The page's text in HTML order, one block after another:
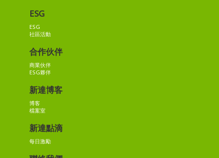
ESG
ESG
社區活動
合作伙伴
商業伙伴
ESG夥伴
新達博客
博客
檔案室
新達點滴
每日激勵